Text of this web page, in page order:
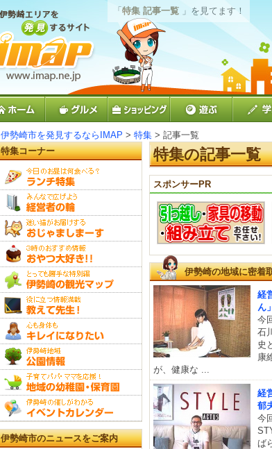
「特集 記事一覧 」を見てます！
伊勢崎市を発見するならIMAP > 特集 > 記事一覧
特集の記事一覧
スポンサーPR
伊勢崎の地域に密着
経
ん
今
石
史
康
が、健康な ...
経
郁
今
ば
特集コーナー
伊勢崎市のニュースをご案内